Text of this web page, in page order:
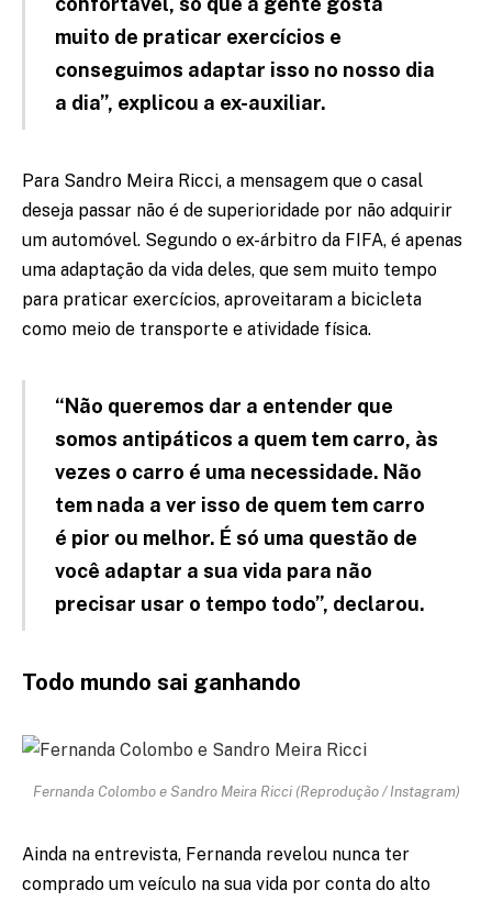
muito de praticar exercícios e
conseguimos adaptar isso no nosso dia
a dia”, explicou a ex-auxiliar.
Para Sandro Meira Ricci, a mensagem que o casal
deseja passar não é de superioridade por não adquirir
um automóvel. Segundo o ex-árbitro da FIFA, é apenas
uma adaptação da vida deles, que sem muito tempo
para praticar exercícios, aproveitaram a bicicleta
como meio de transporte e atividade física.
“Não queremos dar a entender que
somos antipáticos a quem tem carro, às
vezes o carro é uma necessidade. Não
tem nada a ver isso de quem tem carro
é pior ou melhor. É só uma questão de
você adaptar a sua vida para não
precisar usar o tempo todo”, declarou.
Todo mundo sai ganhando
Fernanda Colombo e Sandro Meira Ricci (Reprodução / Instagram)
Ainda na entrevista, Fernanda revelou nunca ter
comprado um veículo na sua vida por conta do alto